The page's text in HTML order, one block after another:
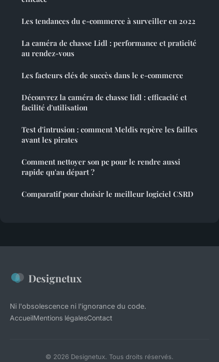
Les tendances du e-commerce à surveiller en 2022
La caméra de chasse Lidl : performance et praticité
au rendez-vous
Les facteurs clés de succès dans le e-commerce
Découvrez la caméra de chasse lidl : efficacité et
facilité d'utilisation
Test d'intrusion : comment Meldis repère les failles
avant les pirates
Comment nettoyer son pc pour le rendre aussi
rapide qu'au départ ?
Comparatif pour choisir le meilleur logiciel CSRD
Designetux
Ni l'obsolescence ni l'ignorance du code.
AccueilMentions légalesContact
© 2026 Designetux. Tous droits réservés.